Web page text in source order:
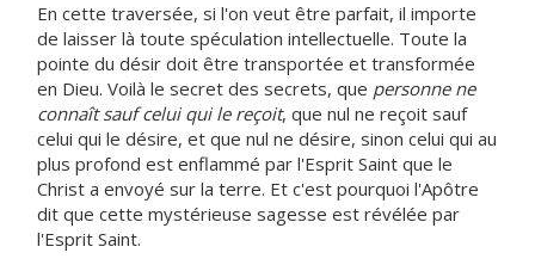
En cette traversée, si l'on veut être parfait, il importe
de laisser là toute spéculation intellectuelle. Toute la
pointe du désir doit être transportée et transformée
en Dieu. Voilà le secret des secrets, que personne ne
connaît sauf celui qui le reçoit, que nul ne reçoit sauf
celui qui le désire, et que nul ne désire, sinon celui qui au
plus profond est enflammé par l'Esprit Saint que le
Christ a envoyé sur la terre. Et c'est pourquoi l'Apôtre
dit que cette mystérieuse sagesse est révélée par
l'Esprit Saint.